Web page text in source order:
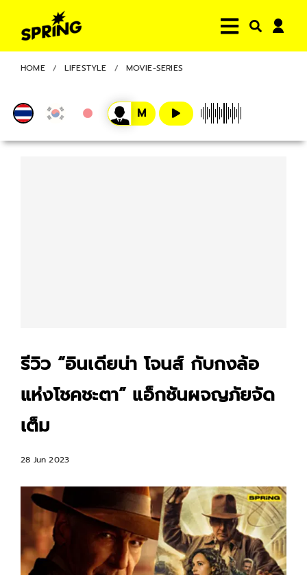
HOME LIFESTYLE MOVIE-SERIES
รีวิว “อินเดียน่า โจนส์ กับกงล้อ
แห่งโชคชะตา” แอ็กชันผจญภัยจัด
เต็ม
28 Jun 2023